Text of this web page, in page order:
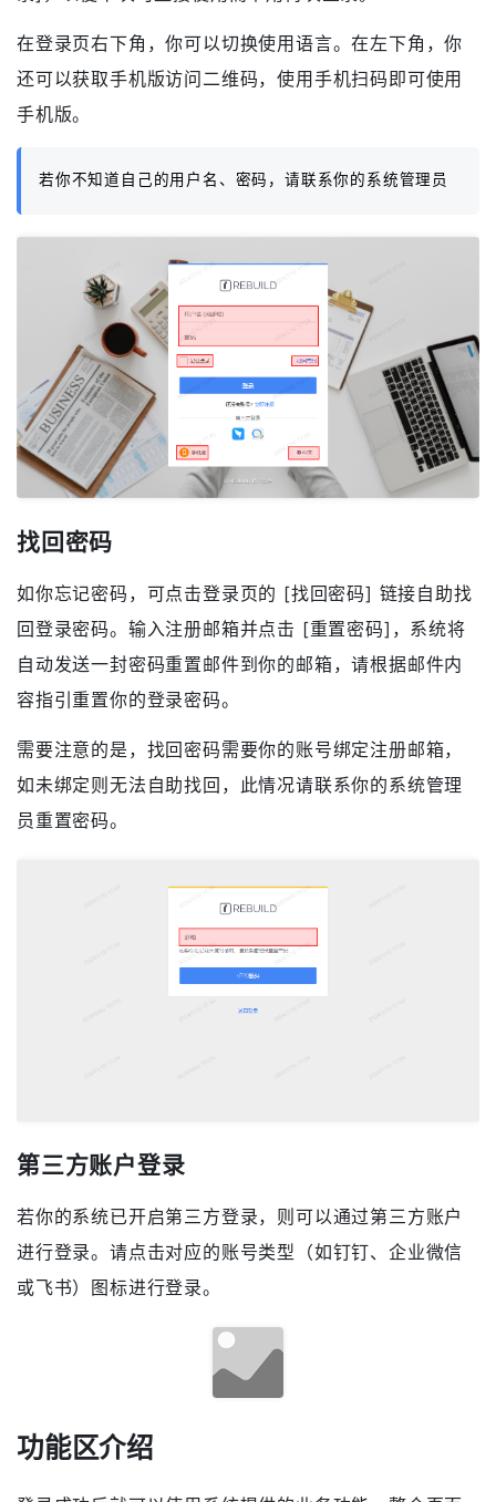
在登录页右下角，你可以切换使用语言。在左下角，你
还可以获取手机版访问二维码，使用手机扫码即可使用
手机版。
若你不知道自己的用户名、密码，请联系你的系统管理员
找回密码
如你忘记密码，可点击登录页的 [找回密码] 链接自助找
回登录密码。输入注册邮箱并点击 [重置密码]，系统将
自动发送一封密码重置邮件到你的邮箱，请根据邮件内
容指引重置你的登录密码。
需要注意的是，找回密码需要你的账号绑定注册邮箱，
如未绑定则无法自助找回，此情况请联系你的系统管理
员重置密码。
第三方账户登录
若你的系统已开启第三方登录，则可以通过第三方账户
进行登录。请点击对应的账号类型（如钉钉、企业微信
或飞书）图标进行登录。